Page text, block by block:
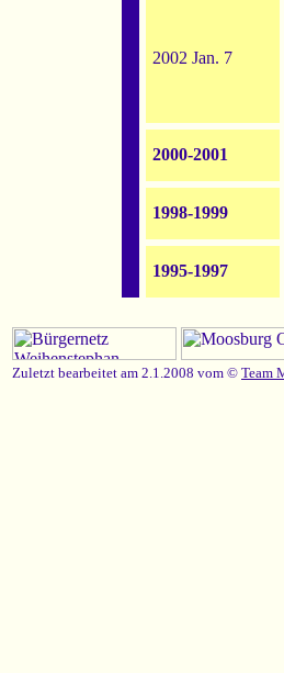
2002 Jan. 7
2000-2001
1998-1999
1995-1997
Zuletzt bearbeitet am 2.1.2008 vom © Team